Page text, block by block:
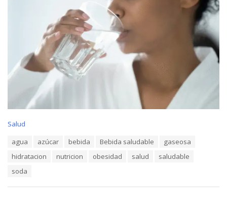
C
Salud
agua azúcar bebida Bebida saludable
gaseosa
hidratacion
nutricion obesidad salud
saludable
soda